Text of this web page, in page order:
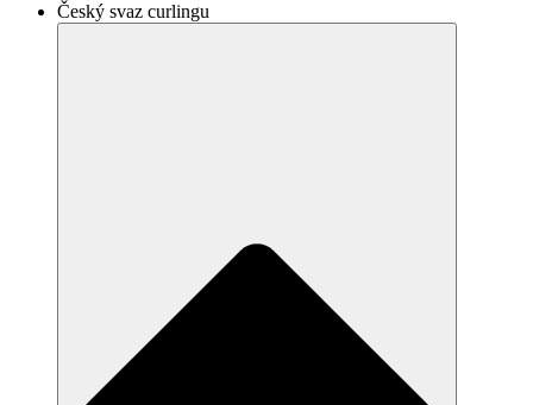
Český svaz curlingu